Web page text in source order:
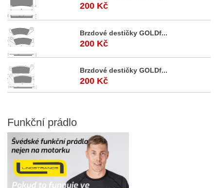
200 Kč
Brzdové destičky GOLDf...
200 Kč
Brzdové destičky GOLDf...
200 Kč
Funkční prádlo